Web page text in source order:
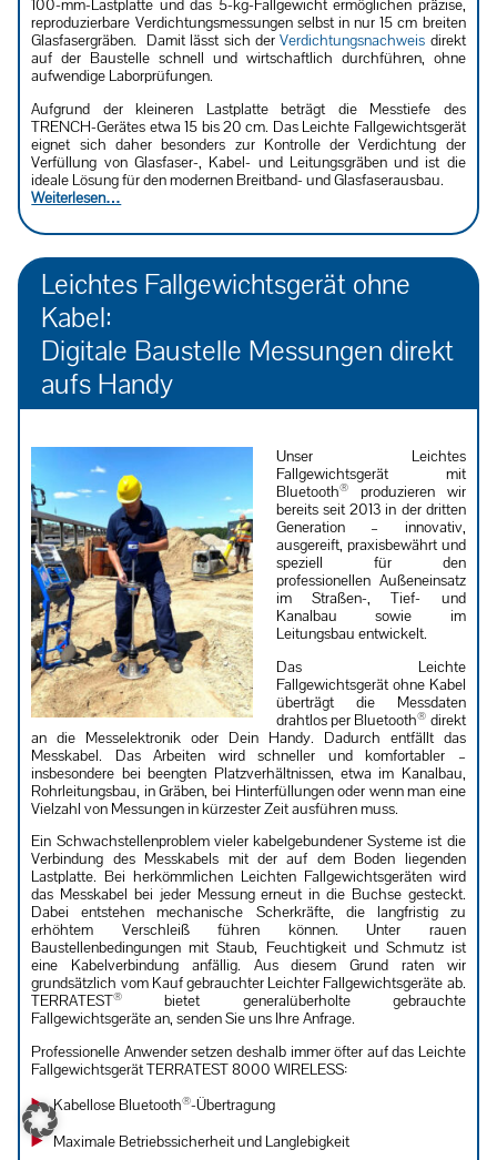
100-mm-Lastplatte und das 5-kg-Fallgewicht ermöglichen präzise,
reproduzierbare Verdichtungsmessungen selbst in nur 15 cm breiten
Glasfasergräben. Damit lässt sich derVerdichtungsnachweis direkt
auf der Baustelle schnell und wirtschaftlich durchführen, ohne
aufwendige Laborprüfungen.
Aufgrund der kleineren Lastplatte beträgt die Messtiefe des
TRENCH-Gerätes etwa 15 bis 20 cm. Das Leichte Fallgewichtsgerät
eignet sich daher besonders zur Kontrolle der Verdichtung der
Verfüllung von Glasfaser-, Kabel- und Leitungsgräben und ist die
ideale Lösung für den modernen Breitband- und Glasfaserausbau.
Weiterlesen…
Leichtes Fallgewichtsgerät ohne
Kabel:
Digitale Baustelle Messungen direkt
aufs Handy
Unser Leichtes
Fallgewichtsgerät mit
Bluetooth®produzieren wir
bereits seit 2013 in der dritten
Generation – innovativ,
ausgereift, praxisbewährt und
speziell für den
professionellen Außeneinsatz
im Straßen-, Tief- und
Kanalbau sowie im
Leitungsbau entwickelt.
Das Leichte
Fallgewichtsgerät ohne Kabel
überträgt die Messdaten
drahtlos per Bluetooth® direkt
an die Messelektronik oder Dein Handy. Dadurch entfällt das
Messkabel. Das Arbeiten wird schneller und komfortabler –
insbesondere bei beengten Platzverhältnissen, etwa im Kanalbau,
Rohrleitungsbau, in Gräben, bei Hinterfüllungen oder wenn man eine
Vielzahl von Messungen in kürzester Zeit ausführen muss.
Ein Schwachstellenproblem vieler kabelgebundener Systeme ist die
Verbindung des Messkabels mit der auf dem Boden liegenden
Lastplatte. Bei herkömmlichen Leichten Fallgewichtsgeräten wird
das Messkabel bei jeder Messung erneut in die Buchse gesteckt.
Dabei entstehen mechanische Scherkräfte, die langfristig zu
erhöhtem Verschleiß führen können. Unter rauen
Baustellenbedingungen mit Staub, Feuchtigkeit und Schmutz ist
eine Kabelverbindung anfällig. Aus diesem Grund raten wir
grundsätzlich vom Kauf gebrauchter Leichter Fallgewichtsgeräte ab.
TERRATEST®
bietet generalüberholte gebrauchte
Fallgewichtsgeräte an, senden Sie uns Ihre Anfrage.
Professionelle Anwender setzen deshalb immer öfter auf das Leichte
Fallgewichtsgerät TERRATEST 8000 WIRELESS:
Kabellose Bluetooth®-Übertragung
Maximale Betriebssicherheit und Langlebigkeit